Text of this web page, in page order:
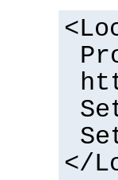
</